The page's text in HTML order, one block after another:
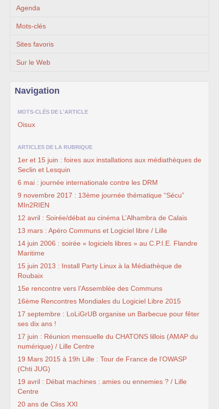
Agenda
Mots-clés
Sites favoris
Sur le Web
Navigation
MOTS-CLÉS DE L'ARTICLE
Oisux
ARTICLES DE LA RUBRIQUE
1er et 15 juin : foires aux installations aux médiathèques de
Seclin et Lesquin
6 mai : journée internationale contre les DRM
9 novembre 2017 : 13ème journée thématique “Sécu”
MIn2RIEN
12 avril : Soirée/débat au cinéma L’Alhambra de Calais
13 mars : Apéro Communs et Logiciel libre / Lille
14 juin 2006 : soirée « logiciels libres » au C.P.I.E. Flandre
Maritime
15 juin 2013 : Install Party Linux à la Médiathèque de
Roubaix
15e rencontre vers l’Assemblée des Communs
16ème Rencontres Mondiales du Logiciel Libre 2015
17 septembre : LoLiGrUB organise un Barbecue pour fêter
ses dix ans !
17 juin : Réunion mensuelle du CHATONS lillois (AMAP du
numérique) / Lille Centre
19 Mars 2015 à 19h Lille : Tour de France de l’OWASP
(Chti JUG)
19 avril : Débat machines : amies ou ennemies ? / Lille
Centre
20 ans de Cliss XXI